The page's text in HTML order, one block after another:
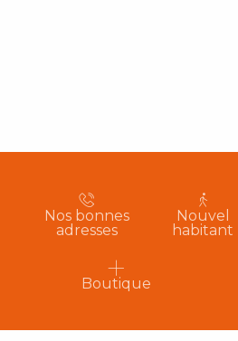
Nos bonnes
adresses
Nouvel
habitant
Boutique